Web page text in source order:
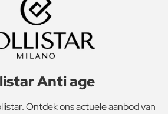
Anti age
Ontdek ons actuele aanbod van